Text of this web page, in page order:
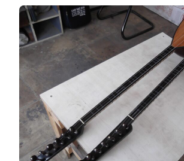
KOLLU
ÇİHAZLI
NORMAL
BURĞULU
ARDIÇ
BAĞLAMA
IÇIN